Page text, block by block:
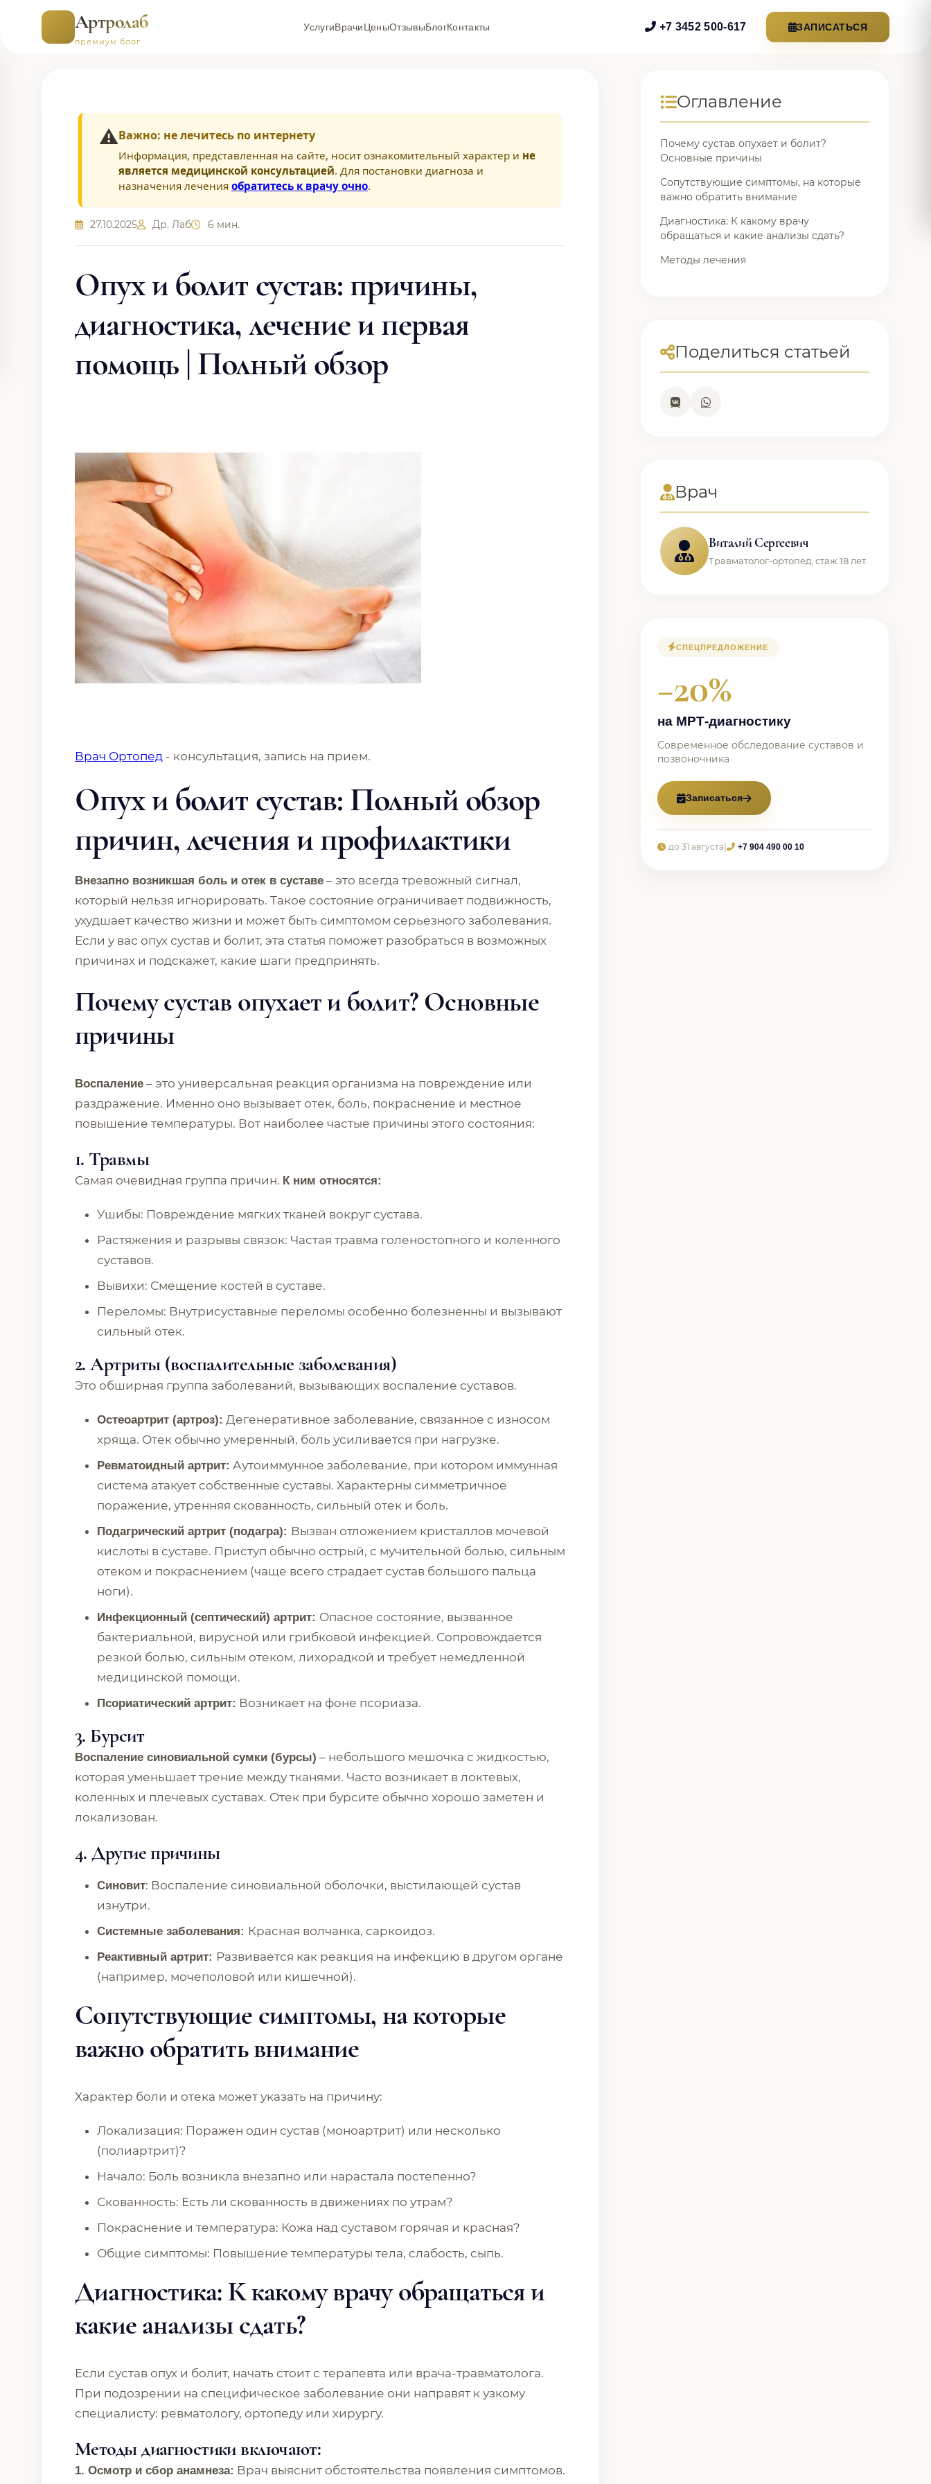
Артролаб
премиум блог
УслугиВрачиЦеныОтзывыБлогКонтакты +7 3452 500-617 ЗАПИСАТЬСЯ
⚠️Важно: не лечитесь по интернету
Информация, представленная на сайте, носит ознакомительный характер и не
является медицинской консультацией. Для постановки диагноза и
назначения лечения обратитесь к врачу очно.
27.10.2025 Др. Лаб 6 мин.
Опух и болит сустав: причины,
диагностика, лечение и первая
помощь | Полный обзор
Врач Ортопед - консультация, запись на прием.
Опух и болит сустав: Полный обзор
причин, лечения и профилактики
Внезапно возникшая боль и отек в суставе – это всегда тревожный сигнал,
который нельзя игнорировать. Такое состояние ограничивает подвижность,
ухудшает качество жизни и может быть симптомом серьезного заболевания.
Если у вас опух сустав и болит, эта статья поможет разобраться в возможных
причинах и подскажет, какие шаги предпринять.
Почему сустав опухает и болит? Основные
причины
Воспаление – это универсальная реакция организма на повреждение или
раздражение. Именно оно вызывает отек, боль, покраснение и местное
повышение температуры. Вот наиболее частые причины этого состояния:
1. Травмы
Самая очевидная группа причин. К ним относятся:
Ушибы: Повреждение мягких тканей вокруг сустава.
Растяжения и разрывы связок: Частая травма голеностопного и коленного
суставов.
Вывихи: Смещение костей в суставе.
Переломы: Внутрисуставные переломы особенно болезненны и вызывают
сильный отек.
2. Артриты (воспалительные заболевания)
Это обширная группа заболеваний, вызывающих воспаление суставов.
Остеоартрит (артроз): Дегенеративное заболевание, связанное с износом
хряща. Отек обычно умеренный, боль усиливается при нагрузке.
Ревматоидный артрит: Аутоиммунное заболевание, при котором иммунная
система атакует собственные суставы. Характерны симметричное
поражение, утренняя скованность, сильный отек и боль.
Подагрический артрит (подагра): Вызван отложением кристаллов мочевой
кислоты в суставе. Приступ обычно острый, с мучительной болью, сильным
отеком и покраснением (чаще всего страдает сустав большого пальца
ноги).
Инфекционный (септический) артрит: Опасное состояние, вызванное
бактериальной, вирусной или грибковой инфекцией. Сопровождается
резкой болью, сильным отеком, лихорадкой и требует немедленной
медицинской помощи.
Псориатический артрит: Возникает на фоне псориаза.
3. Бурсит
Воспаление синовиальной сумки (бурсы) – небольшого мешочка с жидкостью,
которая уменьшает трение между тканями. Часто возникает в локтевых,
коленных и плечевых суставах. Отек при бурсите обычно хорошо заметен и
локализован.
4. Другие причины
Синовит: Воспаление синовиальной оболочки, выстилающей сустав
изнутри.
Системные заболевания: Красная волчанка, саркоидоз.
Реактивный артрит: Развивается как реакция на инфекцию в другом органе
(например, мочеполовой или кишечной).
Сопутствующие симптомы, на которые
важно обратить внимание
Характер боли и отека может указать на причину:
Локализация: Поражен один сустав (моноартрит) или несколько
(полиартрит)?
Начало: Боль возникла внезапно или нарастала постепенно?
Скованность: Есть ли скованность в движениях по утрам?
Покраснение и температура: Кожа над суставом горячая и красная?
Общие симптомы: Повышение температуры тела, слабость, сыпь.
Диагностика: К какому врачу обращаться и
какие анализы сдать?
Если сустав опух и болит, начать стоит с терапевта или врача-травматолога.
При подозрении на специфическое заболевание они направят к узкому
специалисту: ревматологу, ортопеду или хирургу.
Методы диагностики включают:
1. Осмотр и сбор анамнеза: Врач выяснит обстоятельства появления симптомов.
Оглавление
Почему сустав опухает и болит?
Основные причины
Сопутствующие симптомы, на которые
важно обратить внимание
Диагностика: К какому врачу
обращаться и какие анализы сдать?
Методы лечения
Поделиться статьей
Врач
Виталий Сергеевич
Травматолог-ортопед, стаж 18 лет.
СПЕЦПРЕДЛОЖЕНИЕ
−20%
на МРТ-диагностику
Современное обследование суставов и
позвоночника
Записаться
до 31 августа +7 904 490 00 10